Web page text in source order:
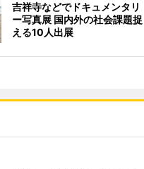
吉祥寺などでドキュメンタリ
ー写真展 国内外の社会課題捉
える10人出展